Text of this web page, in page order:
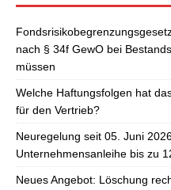
nach § 34f GewO bei
müssen
Welche Haftungsfolgen hat
für den Vertrieb?
Neuregelung seit 05. Juni
Unternehmensanleihe bis zu
Neues Angebot: Löschung